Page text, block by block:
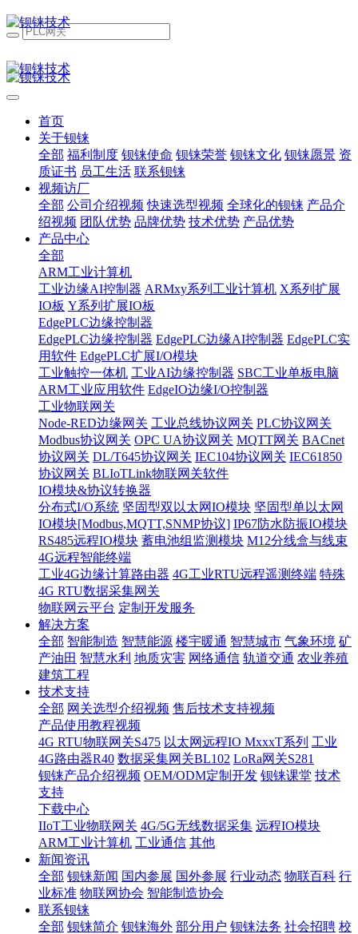
首页
关于钡铼
全部 福利制度 钡铼使命 钡铼荣誉 钡铼文化 钡铼愿景 资
质证书 员工生活 联系钡铼
视频访厂
全部 公司介绍视频 快速选型视频 全球化的钡铼 产品介
绍视频 团队优势 品牌优势 技术优势 产品优势
产品中心
全部
ARM工业计算机
工业边缘AI控制器 ARMxy系列工业计算机 X系列扩展
IO板 Y系列扩展IO板
EdgePLC边缘控制器
EdgePLC边缘控制器 EdgePLC边缘AI控制器 EdgePLC实
用软件 EdgePLC扩展I/O模块
工业触控一体机 工业AI边缘控制器 SBC工业单板电脑
ARM工业应用软件 EdgeIO边缘I/O控制器
工业物联网关
Node-RED边缘网关 工业总线协议网关 PLC协议网关
Modbus协议网关 OPC UA协议网关 MQTT网关 BACnet
协议网关 DL/T645协议网关 IEC104协议网关 IEC61850
协议网关 BLIoTLink物联网关软件
IO模块&协议转换器
分布式I/O系统 坚固型双以太网IO模块 坚固型单以太网
IO模块[Modbus,MQTT,SNMP协议] IP67防水防振IO模块
RS485远程IO模块 蓄电池组监测模块 M12分线盒与线束
4G远程智能终端
工业4G边缘计算路由器 4G工业RTU远程遥测终端 特殊
4G RTU数据采集网关
物联网云平台 定制开发服务
解决方案
全部 智能制造 智慧能源 楼宇暖通 智慧城市 气象环境 矿
产油田 智慧水利 地质灾害 网络通信 轨道交通 农业养殖
建筑工程
技术支持
全部 网关选型介绍视频 售后技术支持视频
产品使用教程视频
4G RTU物联网关S475 以太网远程IO MxxxT系列 工业
4G路由器R40 数据采集网关BL102 LoRa网关S281
钡铼产品介绍视频 OEM/ODM定制开发 钡铼课堂 技术
支持
下载中心
IIoT工业物联网关 4G/5G无线数据采集 远程IO模块
ARM工业计算机 工业通信 其他
新闻资讯
全部 钡铼新闻 国内参展 国外参展 行业动态 物联百科 行
业标准 物联网协会 智能制造协会
联系钡铼
全部 钡铼简介 钡铼海外 部分用户 钡铼法务 社会招聘 校